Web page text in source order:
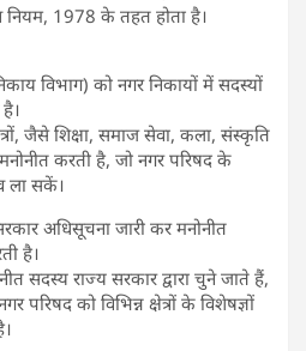
नियम, 1978 के तहत होता है।
विभाग) को नगर निकायों में सदस्यों
जैसे शिक्षा, समाज सेवा, कला, संस्कृति
करती है, जो नगर परिषद के
ला सकें।
अधिसूचना जारी कर मनोनीत
है।
सदस्य राज्य सरकार द्वारा चुने जाते हैं,
परिषद को विभिन्न क्षेत्रों के विशेषज्ञों